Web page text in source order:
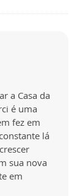
a Casa da
é uma
fez em
lá
sua nova
em